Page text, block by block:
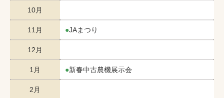
10月
11月 JAまつり
12月
1月 新春中古農機展示会
2月